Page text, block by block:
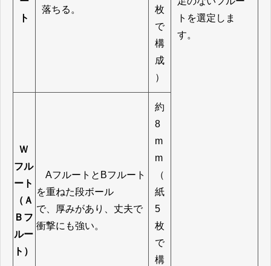
トを選定しま
す。
ト
落ちる。
枚
で
構
成
）
Ｗ
フル
ート
（Ａ
Ｂフ
ルー
ト）
Aフルートと Bフルート
を重ねた段ボール
で、厚みがあり、丈夫で
衝撃にも強い。
約
8
m
m
（
紙
5
枚
で
構